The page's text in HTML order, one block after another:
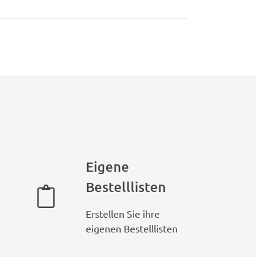
Eigene
Bestelllisten
Erstellen Sie ihre
eigenen Bestelllisten